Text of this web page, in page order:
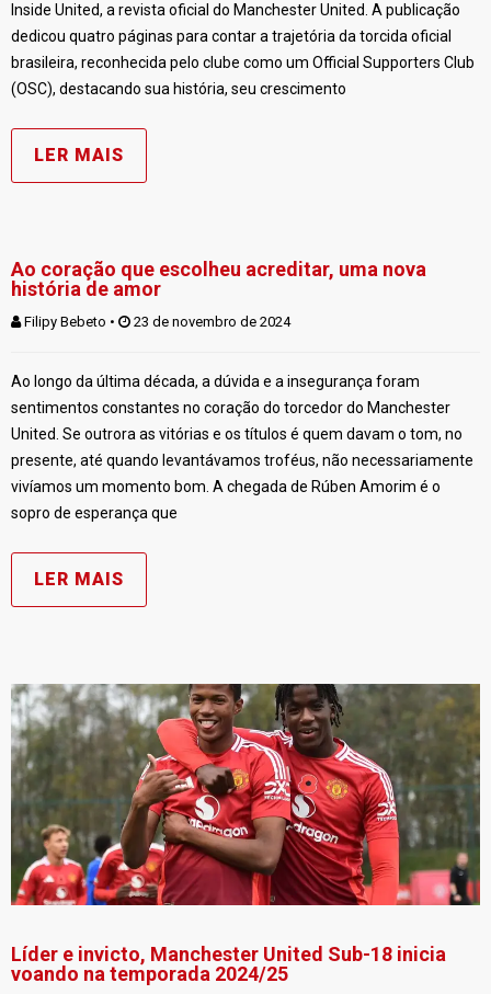
Inside United, a revista oficial do Manchester United. A publicação
dedicou quatro páginas para contar a trajetória da torcida oficial
brasileira, reconhecida pelo clube como um Official Supporters Club
(OSC), destacando sua história, seu crescimento
LER MAIS
Ao coração que escolheu acreditar, uma nova
história de amor
Filipy Bebeto • 23 de novembro de 2024
Ao longo da última década, a dúvida e a insegurança foram
sentimentos constantes no coração do torcedor do Manchester
United. Se outrora as vitórias e os títulos é quem davam o tom, no
presente, até quando levantávamos troféus, não necessariamente
vivíamos um momento bom. A chegada de Rúben Amorim é o
sopro de esperança que
LER MAIS
Líder e invicto, Manchester United Sub-18 inicia
voando na temporada 2024/25